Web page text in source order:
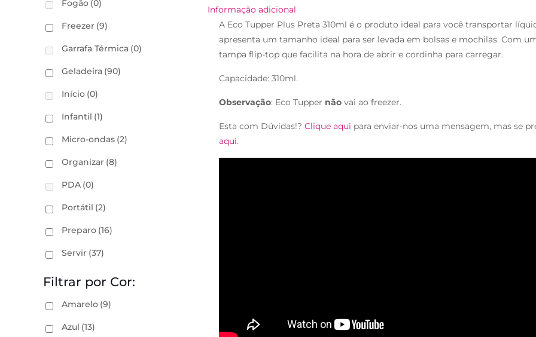
Informação adicional
A Eco Tupper Plus Preta 310ml é o produto ideal para você transportar
apresenta um tamanho ideal para ser levada em bolsas e mochilas. Com
tampa flip-top que facilita na hora de abrir e cordinha para carregar.
Capacidade: 310ml.
Observação: Eco Tupper não vai ao freezer.
Esta com Dúvidas!?Clique aqui para enviar-nos uma mensagem, mas se
aqui.
Fogão (0)
Freezer (9)
Garrafa Térmica (0)
Geladeira (90)
Início (0)
Infantil (1)
Micro-ondas (2)
Organizar (8)
PDA (0)
Portátil (2)
Preparo (16)
Servir (37)
Filtrar por Cor:
Amarelo (9)
Azul (13)